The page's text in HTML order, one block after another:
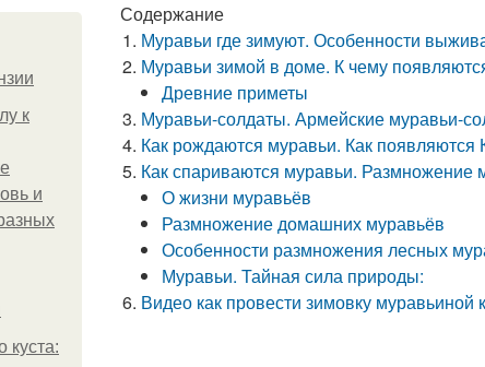
к
и
куста:
Содержание
Муравьи где зимуют. Особенности
Муравьи зимой в доме. К чему
Древние приметы
Муравьи-солдаты. Армейские муравьи-
Как рождаются муравьи. Как
Как спариваются муравьи. Размножение
О жизни муравьёв
Размножение домашних муравьёв
Особенности размножения лесных
Муравьи. Тайная сила природы:
Видео как провести зимовку муравьиной